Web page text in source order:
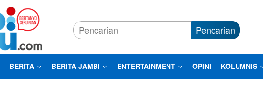
Pencarian
BERITA BERITA JAMBI ENTERTAINMENT OPINI KOLUMNIS